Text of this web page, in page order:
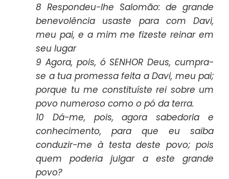
8 Respondeu-lhe Salomão: de grande
benevolência usaste para com Davi,
meu pai, e a mim me fizeste reinar em
seu lugar
9 Agora, pois, ó SENHOR Deus, cumpra-
se a tua promessa feita a Davi, meu pai;
porque tu me constituíste rei sobre um
povo numeroso como o pó da terra.
10 Dá-me, pois, agora sabedoria e
conhecimento, para que eu saiba
conduzir-me à testa deste povo; pois
quem poderia julgar a este grande
povo?